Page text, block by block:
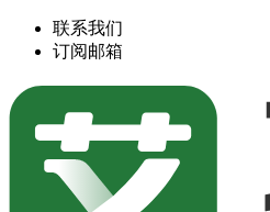
联系我们
订阅邮箱